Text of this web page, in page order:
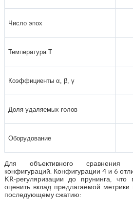
Число эпох
Температура T
Коэффициенты α, β, γ
Доля удаляемых голов
Оборудование
Для объективного сравнения
конфигураций. Конфигурации 4 и 6
KR-регуляризации до прунинга, что
оценить вклад предлагаемой метрики
последующему сжатию: